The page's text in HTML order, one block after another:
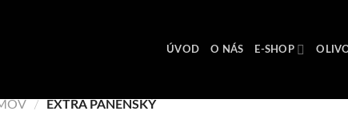
ÚVOD O NÁS E-SHOP
/ EXTRA PANENSKÝ